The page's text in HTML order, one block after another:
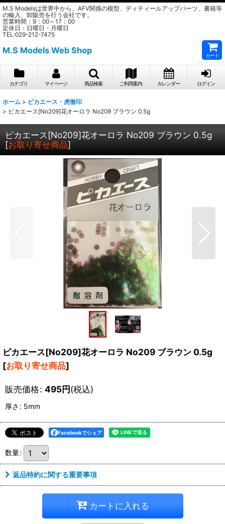
M.S Modelsは世界中から、AFV関係の模型、ディティールアップパーツ、書籍等
の輸入、卸販売を行う会社です。
営業時間：9：00～17：00
定休日：日曜日・月曜日
TEL:029-212-7475
M.S Models Web Shop
カート
カテゴリ マイページ 商品検索 ご利用案内 カレンダー ログイン
ホーム > ピカエース・虎徹印
> ピカエース[No209]花オーロラ No209 ブラウン 0.5g
ピカエース[No209]花オーロラ No209 ブラウン 0.5g
[お取り寄せ商品]
ピカエース[No209]花オーロラ No209 ブラウン 0.5g
[お取り寄せ商品]
販売価格: 495円(税込)
厚さ : 5mm
Facebookでシェア
数量:
返品特約に関する重要事項
カートに入れる